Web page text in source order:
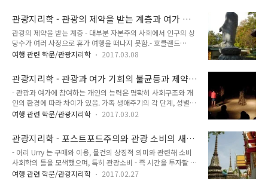
함. - 피어스 : 관광 동기를 혼합된 개념이라 설명. 관광객 동기와
관련한 새로운 특징 중 ..
된 공식적 정의는 국내 관광객을 간과하고 있어서 많은 국가에서
는 국내에서 사용하기 위해 자체적으로 정의를 내리고 있음. - 관
광객 유형 분류는 대부분 관광객의 특성과 소비자로서의 관광객
수요 특성을 기초로 이루어진 것이 특징. - 관광객 유형 분류는
상호주의적 모형, 인지-규범적 모형으로 나누어볼 수 있음. - 상
환경을 선호. 이들은 소수이기 때문에 관광지에 매우 적은 영향
을 미침.개별관광객 -..
관광지리학 - 관광의 제약을 받는 계층과 여가 및
관광에 대한 국가의 역할
관광의 제약을 받는 계층 - 대부분 자본주의 사회에서 인구의 상
당수가 여러 사정으로 휴가 여행을 떠나지 못함.- 호클랜드
Haukeland 는 휴가 여행을 떠나지 못한 집단을 제약적, 비제약
가진 관광객으로 규정 가능. 이 제약적 집단에는 대부분 경제적
문제로 제약을 받거나 신체장애로 제약을 받음. - 스미스와 휴스
는 휴가가 사회경제적으로 소외된 계층에게 영향을 준다고 주장.
이들은 불리한 입장에 있는 가족을 표본으로 한 조사에서 휴가는
일이 없는 사람에게도 의미가 있다는 점을 밝힘.- 이들의 주장에
은 일상 환경을 평범하게 생각하는 이들에게 맞지 않음. 그리고
휴가의 의미는 일상에서..
여행 관련 학문/관광지리학 2017.03.08
관광지리학 - 관광과 여가 기회의 불균등과 제약
요인
- 관광과 여가에 참여하는 개인의 능력은 명확히 사회구조와 개
인의 환경에 따라 차이가 있음. 가족 생애주기의 각 단계, 성별,
문화적 조건, 여가 시간, 능력, 관광지로의 접근성, 여유자금 등
질의 차이도 반영.- 사회적 관점에서 노동자 계급은 여가 사회의
구성원으로서 등급을 매기는 것이 매우 불합리하고, 심지어 일상
에서의 탈출기간 - 연휴기간까지 상업화의 대상으로 보는 것은
문제가 있음. 그리고 보통 여가 경험은 사회적 위치와 관련시켜
볼 때 계층화되어 있는데, 이런 관점은 자본주의 사회의 하위계
여행 관련 학문/관광지리학 2017.03.02
관광지리학 - 포스트포드주의와 관광 소비의 새로
운 형태
- 어리 Urry 는 구매와 이용, 물건의 상징적 의미와 관련해 소비
사회학의 틀을 모색했으며, 특히 관광소비 - 즉 시간을 투자할 수
있는 능력과 일을 여가 활동으로 대체할 수 있는 능력에 관심을
여행 관련 학문/관광지리학 2017.02.27